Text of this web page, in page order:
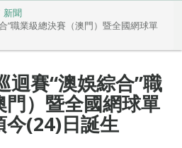
新聞
”職業級總決賽（澳門）暨全國網球單
迴賽“澳娛綜合”職
）暨全國網球單
今(24)日誕生